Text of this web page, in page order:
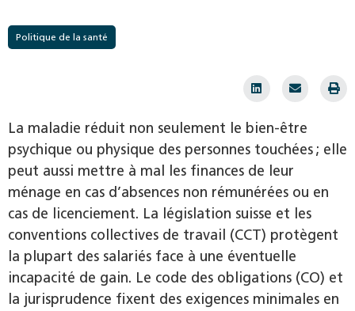
Politique de la santé
La maladie réduit non seulement le bien-être
psychique ou physique des personnes touchées ; elle
peut aussi mettre à mal les finances de leur
ménage en cas d’absences non rémunérées ou en
cas de licenciement. La législation suisse et les
conventions collectives de travail (CCT) protègent
la plupart des salariés face à une éventuelle
incapacité de gain. Le code des obligations (CO) et
la jurisprudence fixent des exigences minimales en